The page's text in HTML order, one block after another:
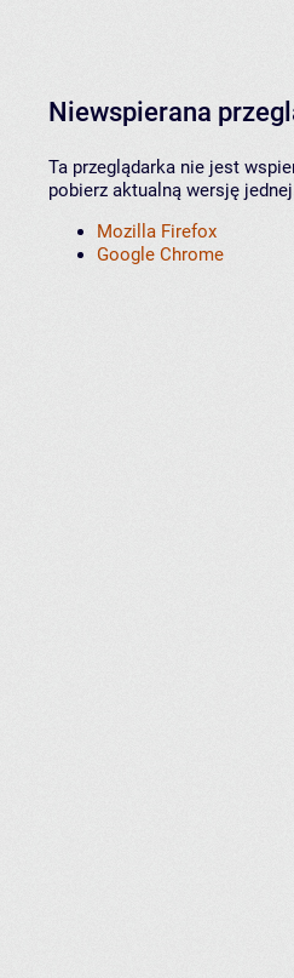
Niewspierana
Ta przeglądarka nie jest
pobierz aktualną wersję
Mozilla Firefox
Google Chrome